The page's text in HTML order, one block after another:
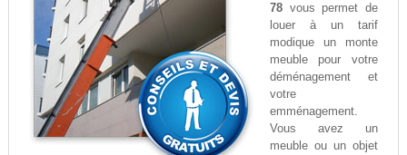
78vous permet de
louer à un tarif
modique un monte
meuble pour votre
déménagement et
votre
emménagement.
Vous avez un
meuble ou un objet